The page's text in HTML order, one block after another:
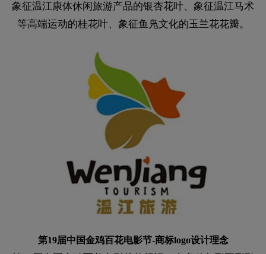
象征温江康体休闲旅游产品的银杏花叶、象征温江马术
等高端运动的桂花叶、象征鱼凫文化的玉兰花花瓣。
第19届中国金鸡百花电影节-商标logo设计理念